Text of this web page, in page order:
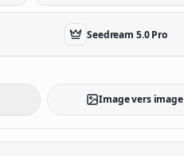
Seedream 5.0 Pro
Image vers image